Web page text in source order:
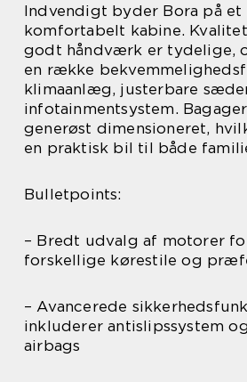
Indvendigt byder Bora på
komfortabelt kabine.
godt håndværk er tydelige,
en række
klimaanlæg, justerbare
infotainmentsystem.
generøst dimensioneret,
en praktisk bil til både
Bulletpoints:
– Bredt udvalg af motorer
forskellige kørestile og
– Avancerede
inkluderer antislipssystem
airbags